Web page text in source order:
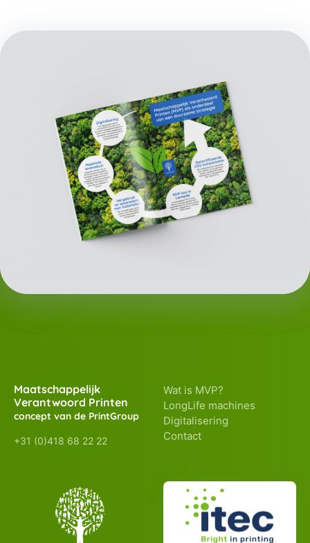
Maatschappelijk
Verantwoord Printen
concept van de PrintGroup
+31 (0)418 68 22 22
Wat is MVP?
LongLife machines
Digitalisering
Contact